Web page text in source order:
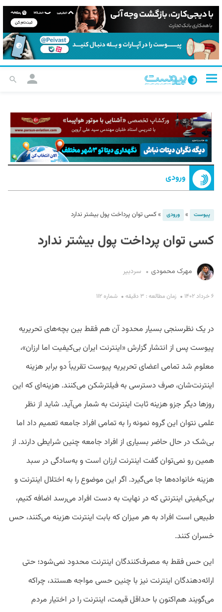
ورودی
پیوست » ورودی »کسی توان پرداخت پول بیشتر ندارد
کسی توان پرداخت پول بیشتر ندارد
مهرک محمودی سردبیر
۶ خرداد ۱۴۰۲ زمان مطالعه : ۳ دقیقه شماره ۱۱۲
در یک نظرسنجی بسیار محدود آن هم فقط بین بچه‌های تحریریه
پیوست پس از انتشار گزارش «اینترنت ایران بی‌کیفیت اما ارزان»،
معلوم شد تمامی اعضای تحریریه پیوست تقریباً دو برابر هزینه
اینترنت‌شان، صرف دسترسی به فیلترشکن می‌کنند. هزینه‌ای که این
روزها دیگر جزو هزینه ثابت اینترنت به ‌شمار می‌آید. شاید از نظر
علمی نتوان این گروه نمونه را به تمامی افراد جامعه تعمیم داد اما
بی‌شک در حال حاضر بسیاری از افراد جامعه چنین شرایطی دارند. از
همین رو نمی‌توان گفت اینترنت ارزان است و به‌سادگی در سبد
هزینه خانواده‌ها جا می‌گیرد. اگر این موضوع را به اختلال اینترنت و
بی‌کیفیتی اینترنتی که در نهایت به دست افراد می‌رسد اضافه کنیم،
طبیعی است افراد به هر میزان که بابت اینترنت هزینه می‌کنند، حس
خسران کنند.
این حس فقط به مصرف‌کنندگان اینترنت محدود نمی‌شود؛ حتی
ارائه‌دهندگان اینترنت نیز با چنین حسی مواجه هستند، چراکه
می‌گویند هم‌اکنون با حداقل قیمت، اینترنت را در اختیار مردم